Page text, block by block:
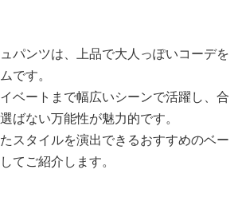
パンツは、上品で大人っぽいコーデを
です。
ベートまで幅広いシーンで活躍し、合
ばない万能性が魅力的です。
スタイルを演出できるおすすめのベー
てご紹介します。